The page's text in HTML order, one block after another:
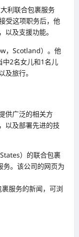
利联合包裹服务
受这项职务后，他
及支援功能。
，Scotland）。他
2名女儿和1名儿
旅行。
供广泛的相关方
以及部署先进的技
）的联合包裹
务。该公司的网页为
服务的新闻，可浏